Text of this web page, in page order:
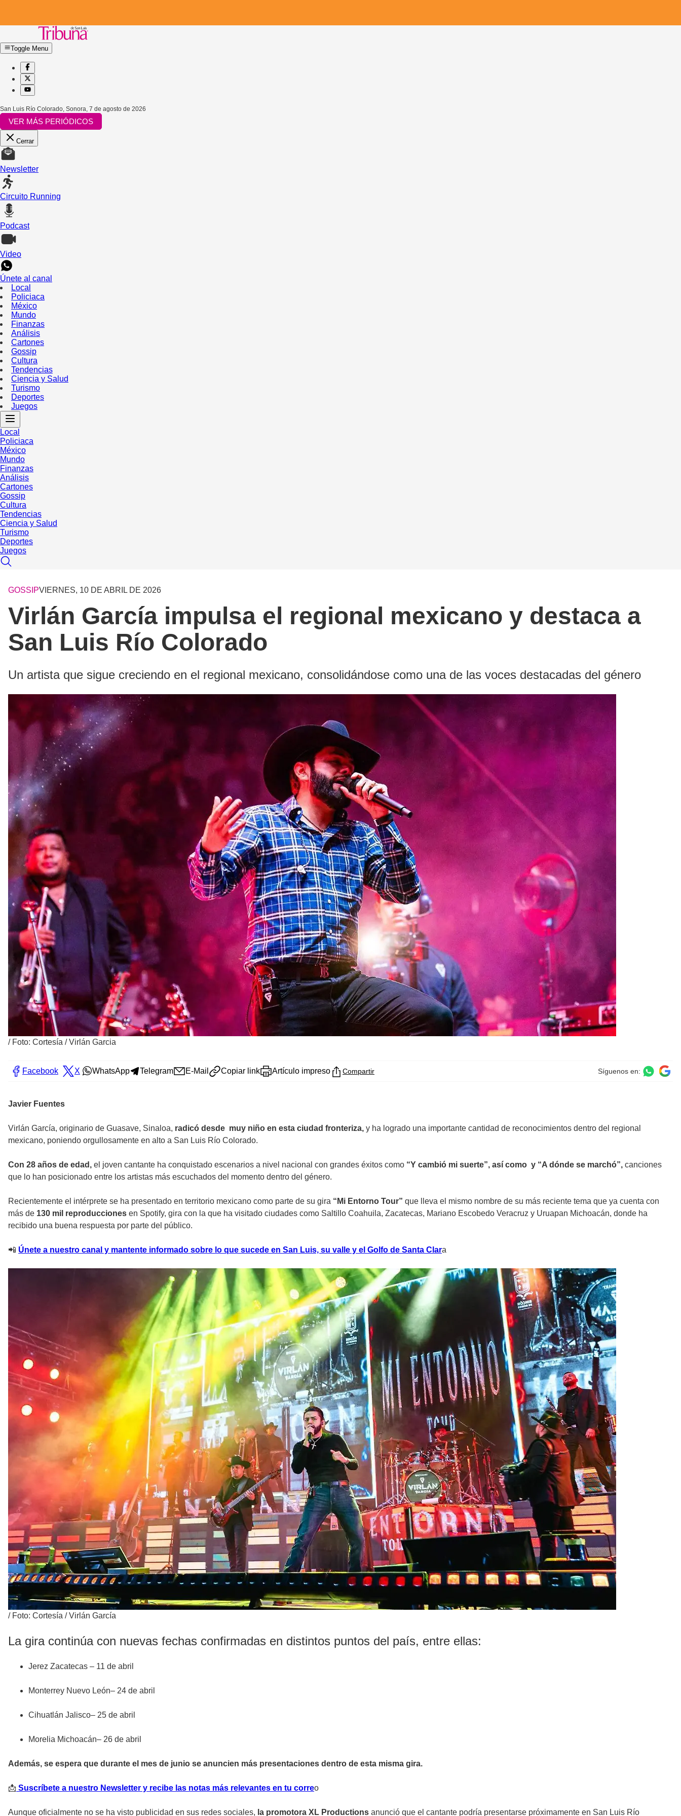
Toggle Menu
San Luis Río Colorado, Sonora, 7 de agosto de 2026
VER MÁS PERIÓDICOS
Cerrar
Newsletter
Circuito Running
Podcast
Video
Únete al canal
Local
Policiaca
México
Mundo
Finanzas
Análisis
Cartones
Gossip
Cultura
Tendencias
Ciencia y Salud
Turismo
Deportes
Juegos
Local
Policiaca
México
Mundo
Finanzas
Análisis
Cartones
Gossip
Cultura
Tendencias
Ciencia y Salud
Turismo
Deportes
Juegos
GOSSIPVIERNES, 10 DE ABRIL DE 2026
Virlán García impulsa el regional mexicano y destaca a
San Luis Río Colorado
Un artista que sigue creciendo en el regional mexicano, consolidándose como una de las voces destacadas del género
/ Foto: Cortesía / Virlán Garcia
Facebook X WhatsApp Telegram E-Mail Copiar link Artículo impreso Compartir Síguenos en:
Javier Fuentes
Virlán García, originario de Guasave, Sinaloa, radicó desde muy niño en esta ciudad fronteriza, y ha logrado una importante cantidad de reconocimientos dentro del regional
mexicano, poniendo orgullosamente en alto a San Luis Río Colorado.
Con 28 años de edad, el joven cantante ha conquistado escenarios a nivel nacional con grandes éxitos como “Y cambió mi suerte”, así como y “A dónde se marchó”, canciones
que lo han posicionado entre los artistas más escuchados del momento dentro del género.
Recientemente el intérprete se ha presentado en territorio mexicano como parte de su gira “Mi Entorno Tour” que lleva el mismo nombre de su más reciente tema que ya cuenta con
más de 130 mil reproducciones en Spotify, gira con la que ha visitado ciudades como Saltillo Coahuila, Zacatecas, Mariano Escobedo Veracruz y Uruapan Michoacán, donde ha
recibido una buena respuesta por parte del público.
📲 Únete a nuestro canal y mantente informado sobre lo que sucede en San Luis, su valle y el Golfo de Santa Clara
/ Foto: Cortesía / Virlán García
La gira continúa con nuevas fechas confirmadas en distintos puntos del país, entre ellas:
Jerez Zacatecas – 11 de abril
Monterrey Nuevo León– 24 de abril
Cihuatlán Jalisco– 25 de abril
Morelia Michoacán– 26 de abril
Además, se espera que durante el mes de junio se anuncien más presentaciones dentro de esta misma gira.
📩 Suscríbete a nuestro Newsletter y recibe las notas más relevantes en tu correo
Aunque oficialmente no se ha visto publicidad en sus redes sociales, la promotora XL Productions anunció que el cantante podría presentarse próximamente en San Luis Río